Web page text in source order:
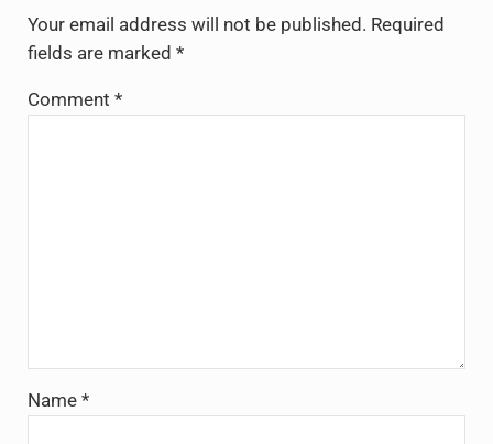
Your email address will not be published. Required
fields are marked *
Comment *
Name *